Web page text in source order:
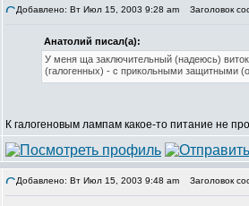
Добавлено: Вт Июл 15, 2003 9:28 am Заголовок
Анатолий писал(а):
У меня ща заключительный (надеюсь)
(галогенных) - с прикольными защитными
К галогеновым лампам какое-то питание не
Добавлено: Вт Июл 15, 2003 9:48 am Заголовок